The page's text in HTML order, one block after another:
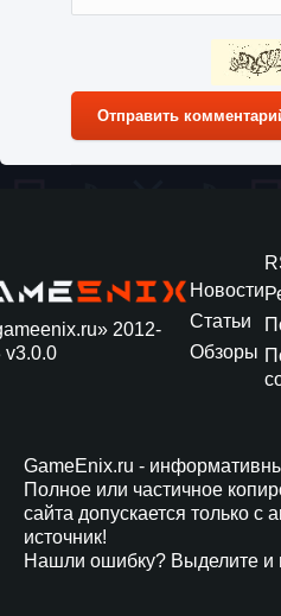
Отправить
2012-
v3.0.0
Новости
Статьи
Обзоры
GameEnix.ru -
Полное или частичное
сайта допускается только с
источник!
Нашли ошибку? Выделите и